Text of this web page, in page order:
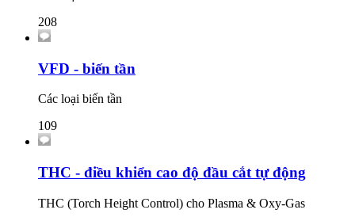
208
VFD - biến tần
Các loại biến tần
109
THC - điều khiển cao độ đầu cắt tự động
THC (Torch Height Control) cho Plasma & Oxy-Gas